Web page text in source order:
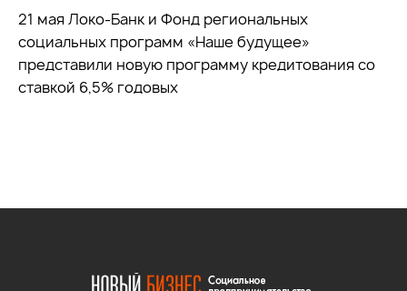
21 мая Локо-Банк и Фонд региональных
социальных программ «Наше будущее»
представили новую программу кредитования со
ставкой 6,5% годовых